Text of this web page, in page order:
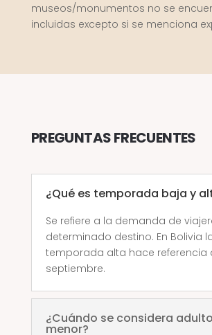
museos/monumentos no se
incluidas excepto si se menciona
PREGUNTAS FRECUENTES
¿Qué es temporada baja y
Se refiere a la demanda de
determinado destino. En Bolivia
temporada alta hace referencia
septiembre.
¿Cuándo se considera
menor?